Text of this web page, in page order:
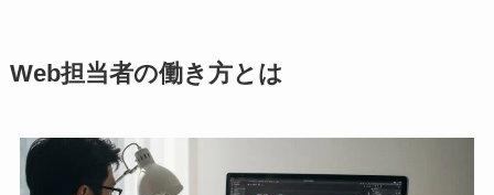
Web担当者の働き方とは